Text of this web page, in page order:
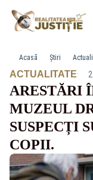
Acasă Știri
ACTUALITATE·
ARESTĂRI
MUZEUL
SUSPECȚI
COPII.